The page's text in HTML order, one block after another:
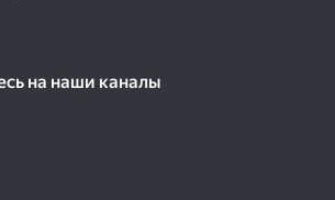
на наши каналы